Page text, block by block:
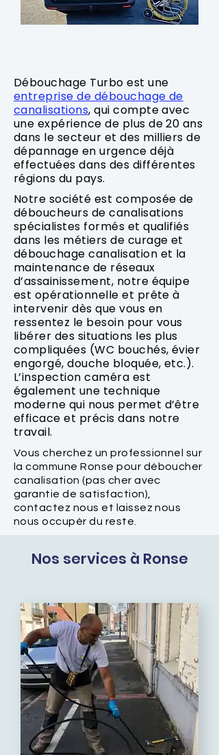
Débouchage Turbo est une
entreprise de débouchage de
canalisations, qui compte avec
une expérience de plus de 20 ans
dans le secteur et des milliers de
dépannage en urgence déjà
effectuées dans des différentes
régions du pays.
Notre société est composée de
déboucheurs de canalisations
spécialistes formés et qualifiés
dans les métiers de curage et
débouchage canalisation et la
maintenance de réseaux
d’assainissement, notre équipe
est opérationnelle et prête à
intervenir dès que vous en
ressentez le besoin pour vous
libérer des situations les plus
compliquées (WC bouchés, évier
engorgé, douche bloquée, etc.).
L’inspection caméra est
également une technique
moderne qui nous permet d’être
efficace et précis dans notre
travail.
Vous cherchez un professionnel sur
la commune Ronse pour déboucher
canalisation (pas cher avec
garantie de satisfaction),
contactez nous et laissez nous
nous occupér du reste.
Nos services à Ronse